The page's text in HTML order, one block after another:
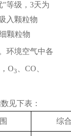
"等级，3天为
入颗粒物
颗粒物
环境空气中各
O3 、CO、
见下表：
综